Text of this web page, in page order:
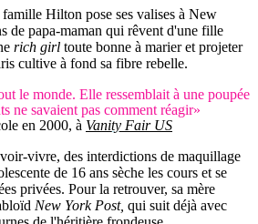
Hilton pose ses valises à New
de papa-maman qui rêvent d'une fille
rich girl toute bonne à marier et projeter
cultive à fond sa fibre rebelle.
le monde. Elle ressemblait à une poupée
ne savaient pas comment réagir»
en 2000, à Vanity Fair US
vivre, des interdictions de maquillage
de 16 ans sèche les cours et se
privées. Pour la retrouver, sa mère
New York Post, qui suit déjà avec